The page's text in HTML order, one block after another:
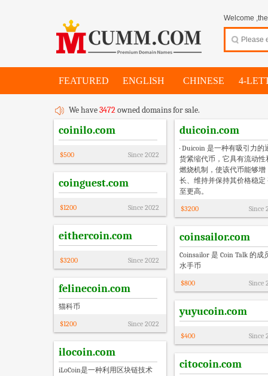
Welcome
FEATURED ENGLISH CHINESE 4-
We have3472owned domains for sale.
coinilo.com
$500 Since 2022
duicoin.com
· Duicoin 是一种有吸引力的
货紧缩代币，它具有流动性
燃烧机制，使该代币能够增
长、维持并保持其价格稳定
至更高。
$3200 Since
coinguest.com
$1200 Since 2022
eithercoin.com
$3200 Since 2022
coinsailor.com
Coinsailor 是 Coin Talk 的成
水手币
$800 Since
felinecoin.com
猫科币
$1200 Since 2022
yuyucoin.com
$400 Since
ilocoin.com
iLoCoin是一种利用区块链技术
citocoin.com